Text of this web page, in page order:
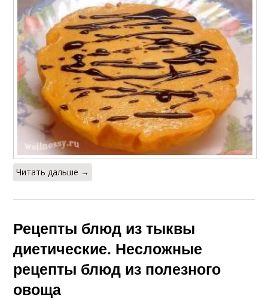
Читать дальше →
Рецепты блюд из тыквы
диетические. Несложные
рецепты блюд из полезного
овоща